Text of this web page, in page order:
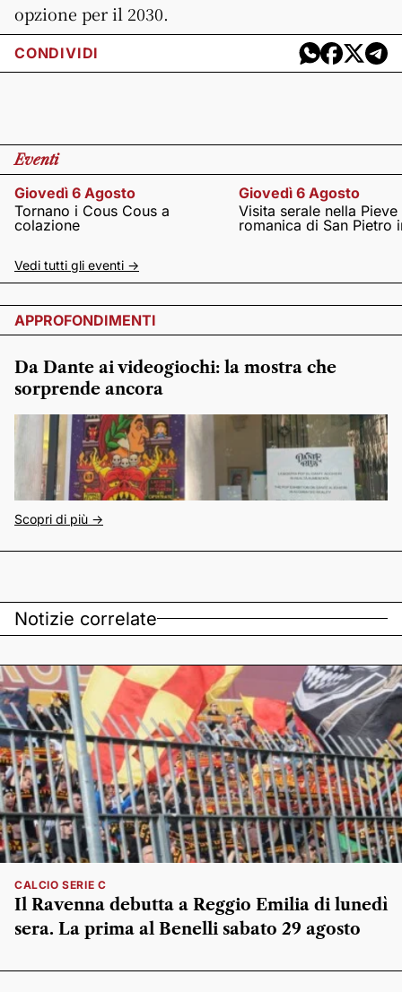
opzione per il 2030.
CONDIVIDI
Eventi
Giovedì 6 Agosto
Tornano i Cous Cous a
colazione
Giovedì 6 Agosto
Visita serale nella Pieve
romanica di San Pietro
Vedi tutti gli eventi ->
APPROFONDIMENTI
Da Dante ai videogiochi: la mostra che
sorprende ancora
Scopri di più ->
Notizie correlate
CALCIO SERIE C
Il Ravenna debutta a Reggio Emilia di lunedì
sera. La prima al Benelli sabato 29 agosto